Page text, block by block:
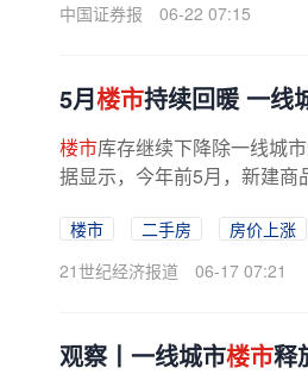
中国证券报
06-22 07:15
5月楼市持续回暖 一线
楼市库存继续下降除一线城
据显示，今年前5月，新建
楼市 二手房
房价上涨
21世纪经济报道
06-17 07:21
观察丨一线城市楼市释